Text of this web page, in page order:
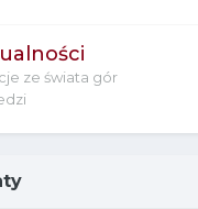
ze świata gór